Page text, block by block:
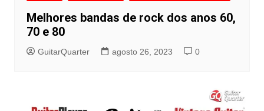
Melhores bandas de rock dos anos 60,
70 e 80
GuitarQuarter agosto 26, 2023 0